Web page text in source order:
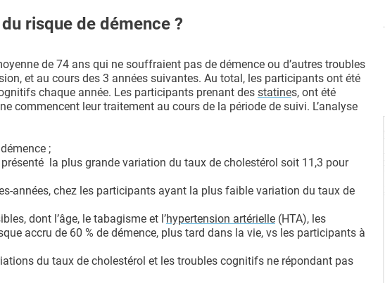
risque de démence ?
de 74 ans qui ne souffraient pas de démence ou d’autres troubles
et au cours des 3 années suivantes. Au total, les participants ont été
chaque année. Les participants prenant des statines, ont été
commencent leur traitement au cours de la période de suivi. L’analyse
;
la plus grande variation du taux de cholestérol soit 11,3 pour
années, chez les participants ayant la plus faible variation du taux de
dont l’âge, le tabagisme et l’hypertension artérielle (HTA), les
accru de 60 % de démence, plus tard dans la vie, vs les participants à
du taux de cholestérol et les troubles cognitifs ne répondant pas